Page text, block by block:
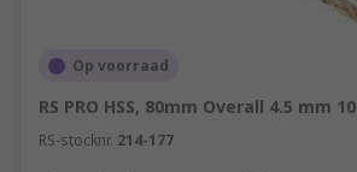
Op voorraad
RS PRO HSS, 80mm Overall 4.5 mm 10
RS-stocknr. 214-177